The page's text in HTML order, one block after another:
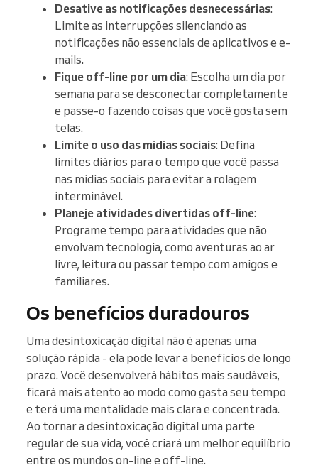
Desative as notificações desnecessárias:
Limite as interrupções silenciando as
notificações não essenciais de aplicativos e e-
mails.
Fique off-line por um dia: Escolha um dia por
semana para se desconectar completamente
e passe-o fazendo coisas que você gosta sem
telas.
Limite o uso das mídias sociais: Defina
limites diários para o tempo que você passa
nas mídias sociais para evitar a rolagem
interminável.
Planeje atividades divertidas off-line:
Programe tempo para atividades que não
envolvam tecnologia, como aventuras ao ar
livre, leitura ou passar tempo com amigos e
familiares.
Os benefícios duradouros
Uma desintoxicação digital não é apenas uma
solução rápida - ela pode levar a benefícios de longo
prazo. Você desenvolverá hábitos mais saudáveis,
ficará mais atento ao modo como gasta seu tempo
e terá uma mentalidade mais clara e concentrada.
Ao tornar a desintoxicação digital uma parte
regular de sua vida, você criará um melhor equilíbrio
entre os mundos on-line e off-line.